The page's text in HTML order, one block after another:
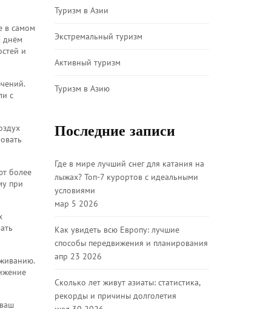
в самом
днём
и
.
с
более
при
Туризм в Азии
Экстремальный туризм
Активный туризм
Туризм в Азию
Последние записи
Где в мире лучший снег для катания на
лыжах? Топ-7 курортов с идеальными
условиями
мар 5 2026
Как увидеть всю Европу: лучшие
способы передвижения и планирования
апр 23 2026
Сколько лет живут азиаты: статистика,
рекорды и причины долголетия